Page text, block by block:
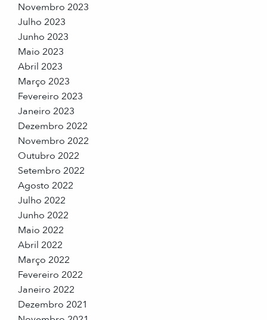
Novembro 2023
Julho 2023
Junho 2023
Maio 2023
Abril 2023
Março 2023
Fevereiro 2023
Janeiro 2023
Dezembro 2022
Novembro 2022
Outubro 2022
Setembro 2022
Agosto 2022
Julho 2022
Junho 2022
Maio 2022
Abril 2022
Março 2022
Fevereiro 2022
Janeiro 2022
Dezembro 2021